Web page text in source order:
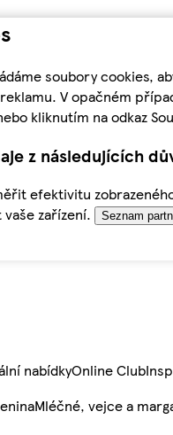
soubory cookies,
V opačném
kliknutím na odkaz
z následujících
efektivitu
zařízení.
Seznam
nabídkyOnline Club
Mléčné, vejce a